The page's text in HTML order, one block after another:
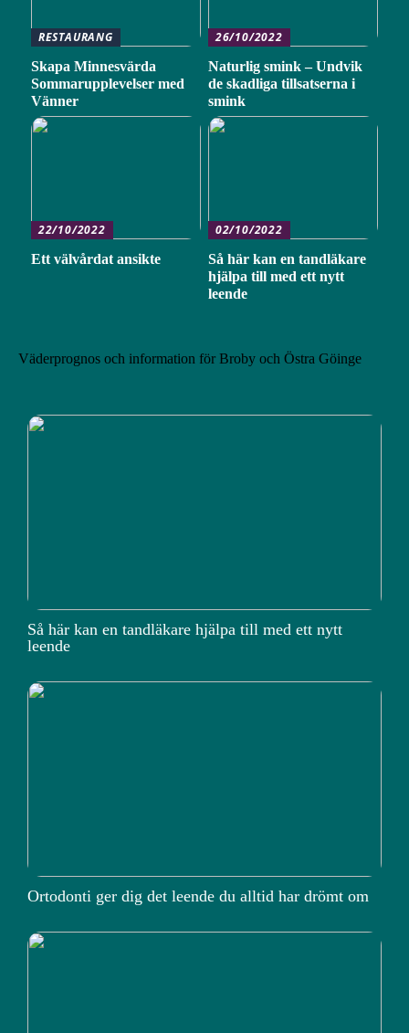
RESTAURANG
Skapa Minnesvärda
Sommarupplevelser med
Vänner
26/10/2022
Naturlig smink – Undvik
de skadliga tillsatserna i
smink
22/10/2022
Ett välvårdat ansikte
02/10/2022
Så här kan en tandläkare
hjälpa till med ett nytt
leende
Väderprognos och information för Broby och Östra Göinge
Så här kan en tandläkare hjälpa till med ett nytt
leende
Ortodonti ger dig det leende du alltid har drömt om